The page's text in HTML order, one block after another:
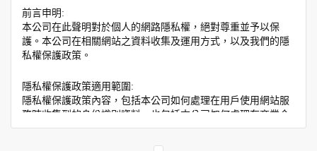
前言申明:
本公司在此聲明對於個人的網路隱私權，絕對尊重並予以保
護。本公司在相關網站之資料收集及運用方式，以及我們的隱
私權保護政策。
隱私權保護政策適用範圍:
隱私權保護政策內容，包括本公司如何處理在用戶使用網站服
務時收集到的身份識別資料，也包括本公司如何處理在商業合
作與本公司合作時分享的任何身份識別資料。隱私權保護政策